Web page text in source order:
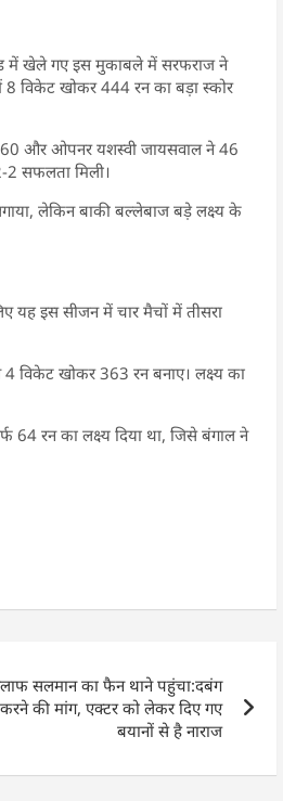
में खेले गए इस मुकाबले में सरफराज ने
8 विकेट खोकर 444 रन का बड़ा स्कोर
60 और ओपनर यशस्वी जायसवाल ने 46
2 सफलता मिली।
लेकिन बाकी बल्लेबाज बड़े लक्ष्य के
इस सीजन में चार मैचों में तीसरा
विकेट खोकर 363 रन बनाए। लक्ष्य का
64 रन का लक्ष्य दिया था, जिसे बंगाल ने
सलमान का फैन थाने पहुंचा:दबंग
करने की मांग, एक्टर को लेकर दिए गए
बयानों से है नाराज